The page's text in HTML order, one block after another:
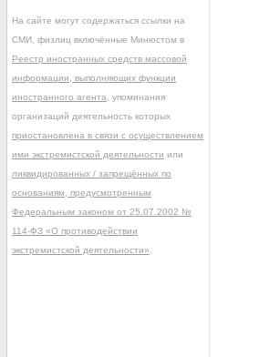
На сайте могут содержаться ссылки на
СМИ, физлиц включённые Минюстом в
Реестр иностранных средств массовой
информации, выполняющих функции
иностранного агента , упоминания
организаций деятельность которых
приостановлена в связи с осуществлением
ими экстремистской деятельности или
ликвидированных / запрещённых по
основаниям, предусмотренным
Федеральным законом от 25.07.2002 №
114-ФЗ «О противодействии
экстремистской деятельности»